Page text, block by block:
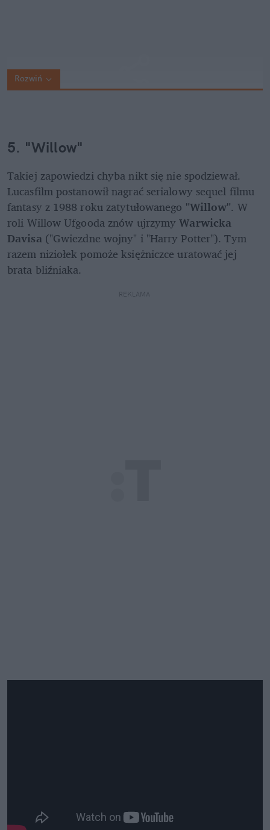
Rozwiń
5. "Willow"
Takiej zapowiedzi chyba nikt się nie spodziewał.
Lucasfilm postanowił nagrać serialowy sequel filmu
fantasy z 1988 roku zatytułowanego "Willow". W
roli Willow Ufgooda znów ujrzymy Warwicka
Davisa ("Gwiezdne wojny" i "Harry Potter"). Tym
razem niziołek pomoże księżniczce uratować jej
brata bliźniaka.
REKLAMA